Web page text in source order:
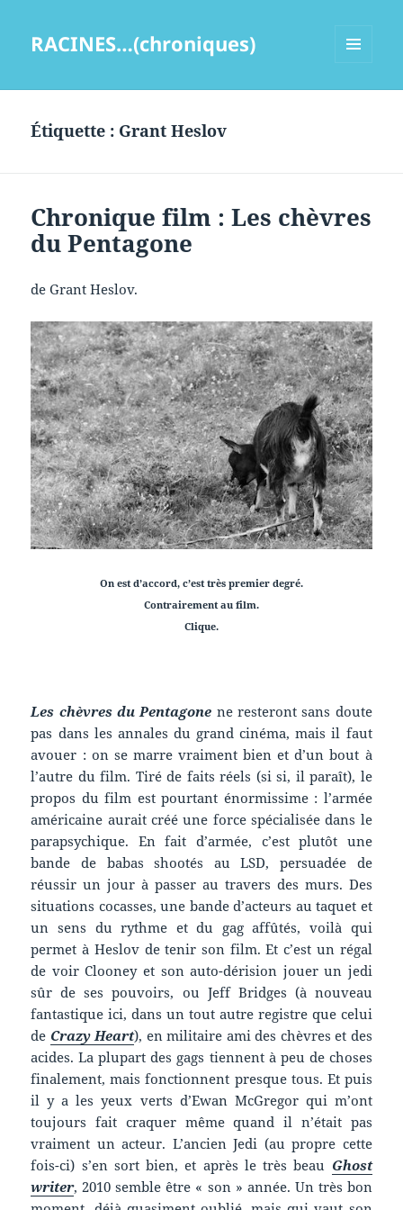
RACINES…(chroniques)
Étiquette : Grant Heslov
Chronique film : Les chèvres
du Pentagone
de Grant Heslov.
On est d’accord, c’est très premier degré.
Contrairement au film.
Clique.
Les chèvres du Pentagone ne resteront sans doute
pas dans les annales du grand cinéma, mais il faut
avouer : on se marre vraiment bien et d’un bout à
l’autre du film. Tiré de faits réels (si si, il paraît), le
propos du film est pourtant énormissime : l’armée
américaine aurait créé une force spécialisée dans le
parapsychique. En fait d’armée, c’est plutôt une
bande de babas shootés au LSD, persuadée de
réussir un jour à passer au travers des murs. Des
situations cocasses, une bande d’acteurs au taquet et
un sens du rythme et du gag affûtés, voilà qui
permet à Heslov de tenir son film. Et c’est un régal
de voir Clooney et son auto-dérision jouer un jedi
sûr de ses pouvoirs, ou Jeff Bridges (à nouveau
fantastique ici, dans un tout autre registre que celui
de Crazy Heart), en militaire ami des chèvres et des
acides. La plupart des gags tiennent à peu de choses
finalement, mais fonctionnent presque tous. Et puis
il y a les yeux verts d’Ewan McGregor qui m’ont
toujours fait craquer même quand il n’était pas
vraiment un acteur. L’ancien Jedi (au propre cette
fois-ci) s’en sort bien, et après le très beau Ghost
writer, 2010 semble être « son » année. Un très bon